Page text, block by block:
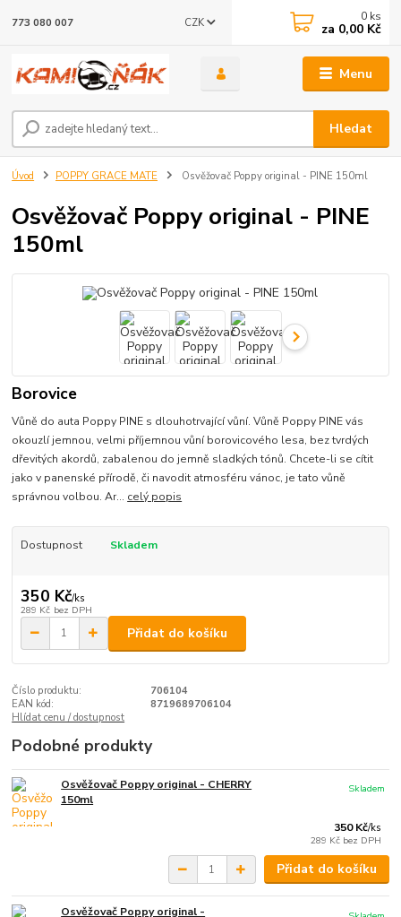
Menu
CZK
Hledat
773 080 007 0 ks
za 0,00 Kč
Úvod POPPY GRACE MATE Osvěžovač Poppy original - PINE 150ml
Osvěžovač Poppy original - PINE
150ml
Borovice
Vůně do auta Poppy PINE s dlouhotrvající vůní. Vůně Poppy PINE vás
okouzlí jemnou, velmi příjemnou vůní borovicového lesa, bez tvrdých
dřevitých akordů, zabalenou do jemně sladkých tónů. Chcete-li se cítit
jako v panenské přírodě, či navodit atmosféru vánoc, je tato vůně
správnou volbou. Ar... celý popis
Dostupnost Skladem
350 Kč/ks
289 Kč bez DPH
Přidat do košíku
Číslo produktu:
706104
EAN kód:
8719689706104
Hlídat cenu / dostupnost
Podobné produkty
Osvěžovač Poppy original - CHERRY
150ml
350 Kč/ks
289 Kč bez DPH
Skladem
Přidat do košíku
Osvěžovač Poppy original -